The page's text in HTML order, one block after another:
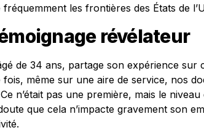
les frontières des États de
révélateur
de 34 ans, partage son expérience sur
fois, même sur une aire de service, nos
n’était pas une première, mais le
que cela n’impacte gravement son